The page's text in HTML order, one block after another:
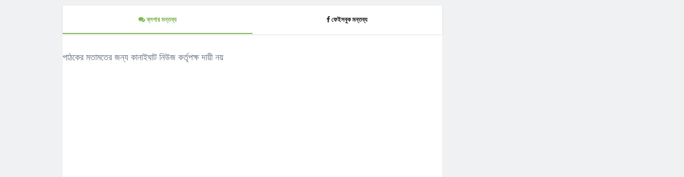
ব্লগার মন্তব্য ফেইসবুক মন্তব্য
পাঠকের মতামতের জন্য কানাইঘাট নিউজ কর্তৃপক্ষ দায়ী নয়